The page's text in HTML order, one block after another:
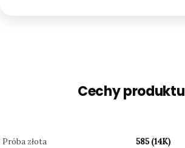
Cechy produktu
Próba złota 585 (14K)